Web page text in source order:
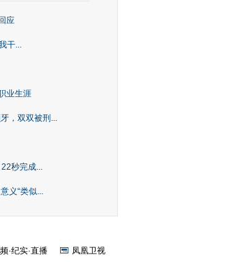
应
干...
业生涯
，双双被刑...
秒完成...
义“类似...
·纪实·直播
凤凰卫视